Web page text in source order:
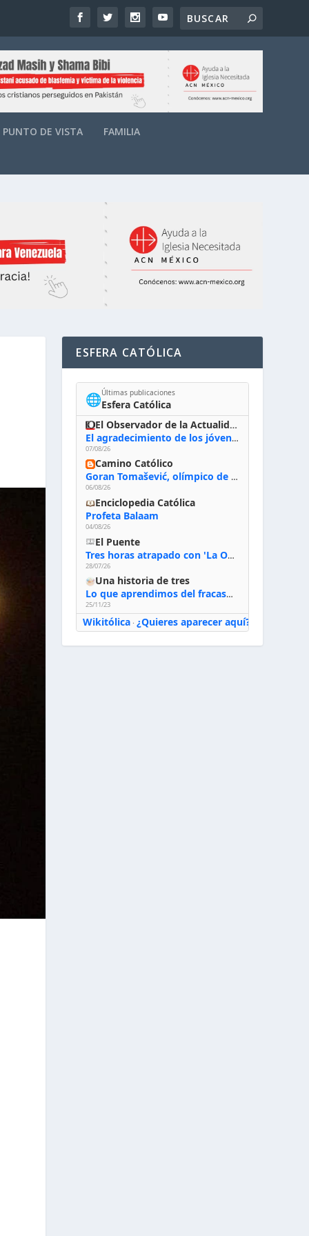
PUNTO DE VISTA FAMILIA
ESFERA CATÓLICA
🌐Últimas publicaciones
Esfera Católica
El Observador de la Actualidad
El agradecimiento de los jóvenes al Papa: «Hoy nos sentimos Iglesia»
07/08/26
Camino Católico
Goran Tomašević, olímpico de waterpolo: «Al terminar el Camino de Santiago entregué mi vida a Cristo; hablé con Dios y le dije: ‘Estoy listo; estoy a tu servicio. Puedo llevar lo que sea necesario para ti’»
06/08/26
Enciclopedia Católica
Profeta Balaam
04/08/26
El Puente
Tres horas atrapado con 'La Odisea' de Nolan
28/07/26
Una historia de tres
Lo que aprendimos del fracaso al emprender
25/11/23
Wikitólica· ¿Quieres aparecer aquí?